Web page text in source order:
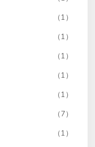
（1）
（1）
（1）
（1）
（1）
（7）
（1）